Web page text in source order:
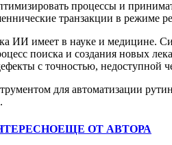
процессы и
транзакции в режиме
ИИ имеет в науке и медицине.
поиска и создания новых
с точностью, недоступной
для автоматизации
ЕЩЕ ОТ АВТОРА